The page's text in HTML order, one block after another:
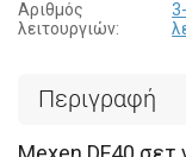
Αριθμός
λειτουργιών:
3-
Περιγραφή